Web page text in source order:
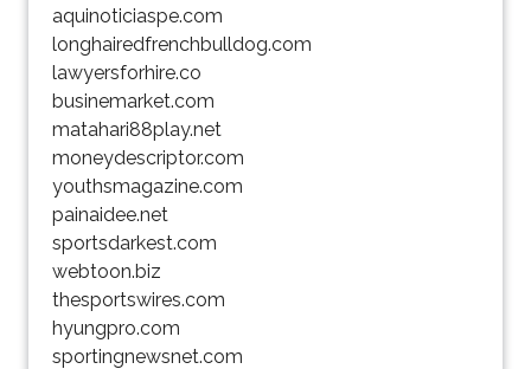
aquinoticiaspe.com
longhairedfrenchbulldog.com
lawyersforhire.co
businemarket.com
matahari88play.net
moneydescriptor.com
youthsmagazine.com
painaidee.net
sportsdarkest.com
webtoon.biz
thesportswires.com
hyungpro.com
sportingnewsnet.com